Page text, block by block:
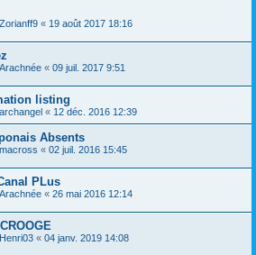
Zorianff9 « 19 août 2017 18:16
Arachnée « 09 juil. 2017 9:51
listing
archangel « 12 déc. 2016 12:39
Absents
macross « 02 juil. 2016 15:45
PLus
Arachnée « 26 mai 2016 12:14
Henri03 « 04 janv. 2019 14:08